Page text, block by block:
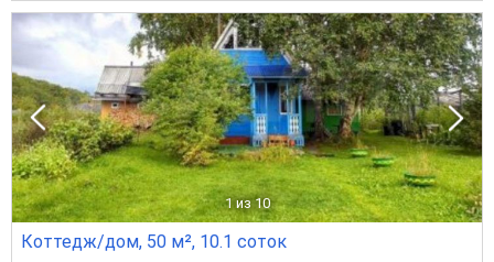
1 из 10
Коттедж/дом, 50 м², 10.1 соток